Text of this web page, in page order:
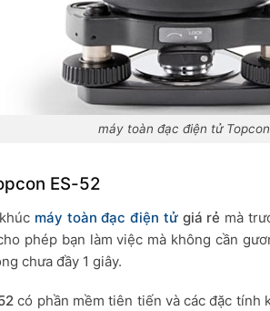
máy toàn đạc điện tử Topcon
ES-52
máy toàn đạc điện tửgiá rẻ mà
phép bạn làm việc mà không cần
chưa đầy 1 giây.
có phần mềm tiên tiến và các đặc tính